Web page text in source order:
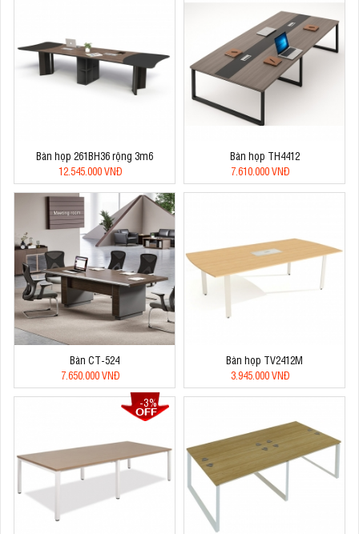
Bàn họp 261BH36 rộng 3m6
12.545.000 VNĐ
Bàn họp TH4412
7.610.000 VNĐ
Bàn CT-524
7.650.000 VNĐ
Bàn họp TV2412M
3.945.000 VNĐ
-3%